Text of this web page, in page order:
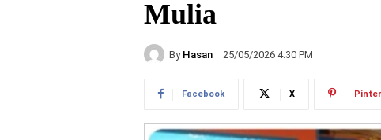
Mulia
By Hasan 25/05/2026 4:30 PM
Facebook X